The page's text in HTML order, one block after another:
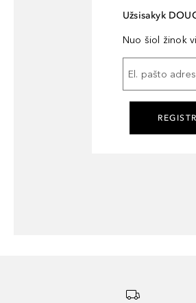
Užsisakyk
Nuo šiol žinok
El. pašto